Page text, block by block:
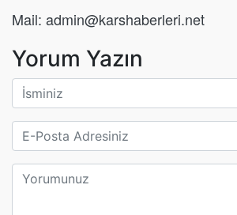
Mail: admin@karshaberleri.net
Yorum Yazın